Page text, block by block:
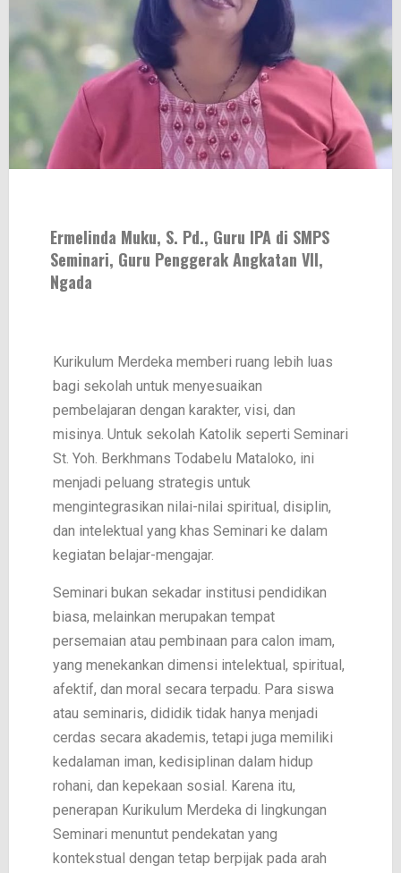
Ermelinda Muku, S. Pd., Guru IPA di SMPS
Seminari, Guru Penggerak Angkatan VII,
Ngada
Kurikulum Merdeka memberi ruang lebih luas
bagi sekolah untuk menyesuaikan
pembelajaran dengan karakter, visi, dan
misinya. Untuk sekolah Katolik seperti Seminari
St. Yoh. Berkhmans Todabelu Mataloko, ini
menjadi peluang strategis untuk
mengintegrasikan nilai-nilai spiritual, disiplin,
dan intelektual yang khas Seminari ke dalam
kegiatan belajar-mengajar.
Seminari bukan sekadar institusi pendidikan
biasa, melainkan merupakan tempat
persemaian atau pembinaan para calon imam,
yang menekankan dimensi intelektual, spiritual,
afektif, dan moral secara terpadu. Para siswa
atau seminaris, dididik tidak hanya menjadi
cerdas secara akademis, tetapi juga memiliki
kedalaman iman, kedisiplinan dalam hidup
rohani, dan kepekaan sosial. Karena itu,
penerapan Kurikulum Merdeka di lingkungan
Seminari menuntut pendekatan yang
kontekstual dengan tetap berpijak pada arah